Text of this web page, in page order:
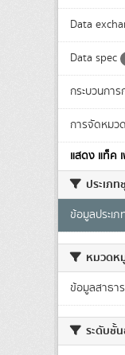
Data
Data spec
กระบวนกา
การจัดหมว
แสดง แท็ค
ประเภ
ข้อมูลประเ
หมวดห
ข้อมูลสาธา
ระดับชั้